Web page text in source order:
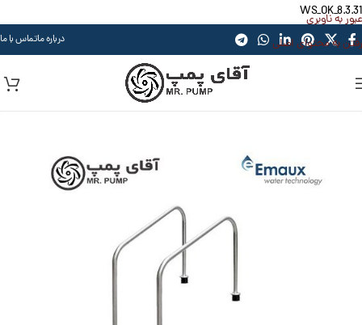
WS_OK_8.3.31
عبور به ناوبری
رفتن به محتوای اصلی
درباره ماتماس با ما